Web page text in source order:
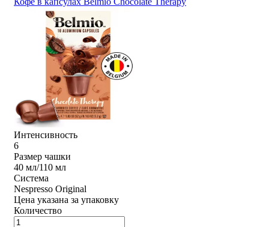
Интенсивность
6
Размер чашки
40 мл/110 мл
Система
Nespresso Original
Цена указана за упаковку
Количество